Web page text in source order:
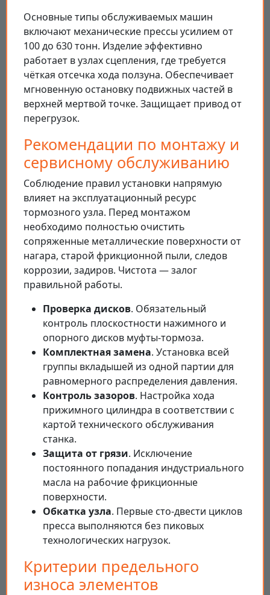
Основные типы обслуживаемых машин
включают механические прессы усилием от
100 до 630 тонн. Изделие эффективно
работает в узлах сцепления, где требуется
чёткая отсечка хода ползуна. Обеспечивает
мгновенную остановку подвижных частей в
верхней мертвой точке. Защищает привод от
перегрузок.
Рекомендации по монтажу и
сервисному обслуживанию
Соблюдение правил установки напрямую
влияет на эксплуатационный ресурс
тормозного узла. Перед монтажом
необходимо полностью очистить
сопряженные металлические поверхности от
нагара, старой фрикционной пыли, следов
коррозии, задиров. Чистота — залог
правильной работы.
Проверка дисков. Обязательный
контроль плоскостности нажимного и
опорного дисков муфты-тормоза.
Комплектная замена. Установка всей
группы вкладышей из одной партии для
равномерного распределения давления.
Контроль зазоров. Настройка хода
прижимного цилиндра в соответствии с
картой технического обслуживания
станка.
Защита от грязи. Исключение
постоянного попадания индустриального
масла на рабочие фрикционные
поверхности.
Обкатка узла. Первые сто-двести циклов
пресса выполняются без пиковых
технологических нагрузок.
Критерии предельного
износа элементов